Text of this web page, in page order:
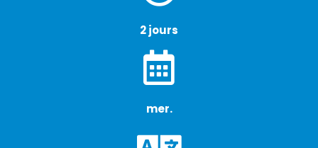
2 jours
mer.